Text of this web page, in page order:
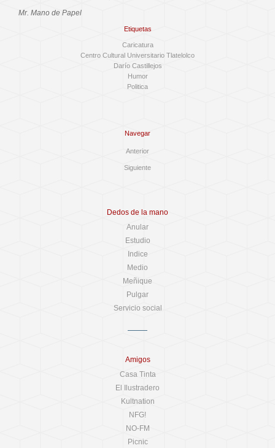
Mr. Mano de Papel
Etiquetas
Caricatura
Centro Cultural Universitario Tlatelolco
Darío Castillejos
Humor
Politica
Navegar
Anterior
Siguiente
Dedos de la mano
Anular
Estudio
Indice
Medio
Meñique
Pulgar
Servicio social
Amigos
Casa Tinta
El Ilustradero
Kultnation
NFG!
NO-FM
Picnic